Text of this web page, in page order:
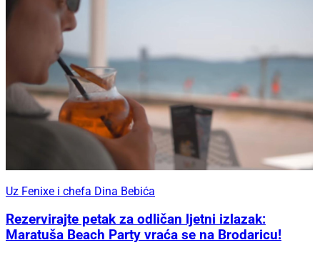
Uz Fenixe i chefa Dina Bebića
Rezervirajte petak za odličan ljetni izlazak:
Maratuša Beach Party vraća se na Brodaricu!